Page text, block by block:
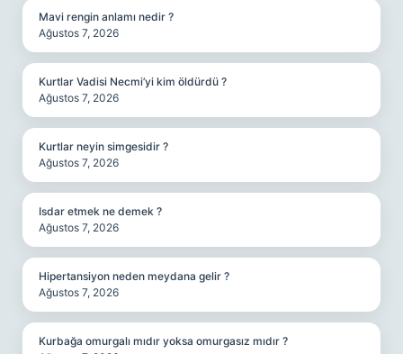
Mavi rengin anlamı nedir ?
Ağustos 7, 2026
Kurtlar Vadisi Necmi’yi kim öldürdü ?
Ağustos 7, 2026
Kurtlar neyin simgesidir ?
Ağustos 7, 2026
Isdar etmek ne demek ?
Ağustos 7, 2026
Hipertansiyon neden meydana gelir ?
Ağustos 7, 2026
Kurbağa omurgalı mıdır yoksa omurgasız mıdır ?